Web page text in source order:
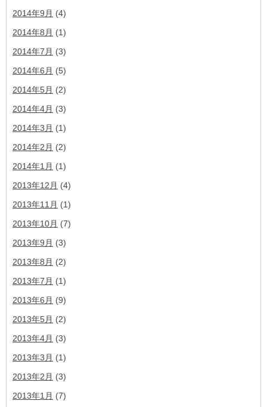
2014年9月 (4)
2014年8月 (1)
2014年7月 (3)
2014年6月 (5)
2014年5月 (2)
2014年4月 (3)
2014年3月 (1)
2014年2月 (2)
2014年1月 (1)
2013年12月 (4)
2013年11月 (1)
2013年10月 (7)
2013年9月 (3)
2013年8月 (2)
2013年7月 (1)
2013年6月 (9)
2013年5月 (2)
2013年4月 (3)
2013年3月 (1)
2013年2月 (3)
2013年1月 (7)